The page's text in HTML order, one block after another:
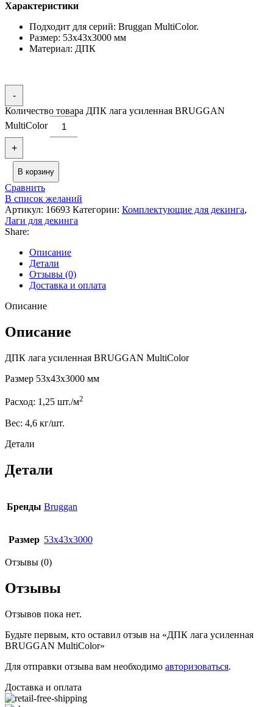
Характеристики
Подходит для серий: Bruggan MultiColor.
Размер: 53x43x3000 мм
Материал: ДПК
-
Количество товара ДПК лага усиленная BRUGGAN
MultiColor
+
В корзину
Сравнить
В список желаний
Артикул: 16693 Категории: Комплектующие для декинга,
Лаги для декинга
Share:
Описание
Детали
Отзывы (0)
Доставка и оплата
Описание
Описание
ДПК лага усиленная BRUGGAN MultiColor
Размер 53x43x3000 мм
Расход: 1,25 шт./м2
Вес: 4,6 кг/шт.
Детали
Детали
Бренды Bruggan
Размер 53x43x3000
Отзывы (0)
Отзывы
Отзывов пока нет.
Будьте первым, кто оставил отзыв на «ДПК лага усиленная
BRUGGAN MultiColor»
Для отправки отзыва вам необходимо авторизоваться.
Доставка и оплата